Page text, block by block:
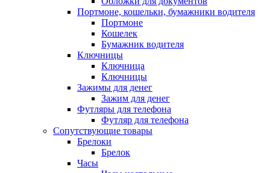
Портмоне, кошельки, бумажники водителя
Портмоне
Кошелек
Бумажник водителя
Ключницы
Ключница
Ключницы
Зажимы для денег
Зажим для денег
Футляры для телефона
Футляр для телефона
Сопутствующие товары
Брелоки
Брелок
Часы